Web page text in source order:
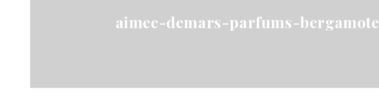
aimee-demars-parfums-bergamote